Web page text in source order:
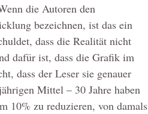
die Autoren den
bezeichnen, ist das ein
dass die Realität nicht
dafür ist, dass die Grafik im
dass der Leser sie genauer
Mittel – 30 Jahre haben
10% zu reduzieren, von damals